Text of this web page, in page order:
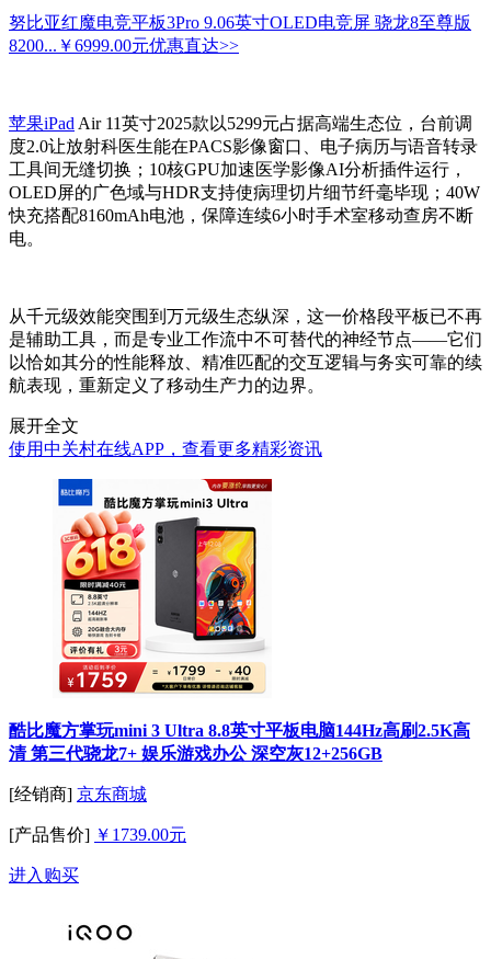
努比亚红魔电竞平板3Pro 9.06英寸OLED电竞屏 骁龙8至尊版
8200... ￥6999.00元优惠直达>>
苹果iPad Air 11英寸2025款以5299元占据高端生态位，台前调
度2.0让放射科医生能在PACS影像窗口、电子病历与语音转录
工具间无缝切换；10核GPU加速医学影像AI分析插件运行，
OLED屏的广色域与HDR支持使病理切片细节纤毫毕现；40W
快充搭配8160mAh电池，保障连续6小时手术室移动查房不断
电。
从千元级效能突围到万元级生态纵深，这一价格段平板已不再
是辅助工具，而是专业工作流中不可替代的神经节点——它们
以恰如其分的性能释放、精准匹配的交互逻辑与务实可靠的续
航表现，重新定义了移动生产力的边界。
展开全文
使用中关村在线APP，查看更多精彩资讯
酷比魔方掌玩mini 3 Ultra 8.8英寸平板电脑144Hz高刷2.5K高
清 第三代骁龙7+ 娱乐游戏办公 深空灰12+256GB
[经销商] 京东商城
[产品售价] ￥1739.00元
进入购买